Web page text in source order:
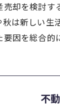
売却を検討
秋は新しい
因を総合的
不